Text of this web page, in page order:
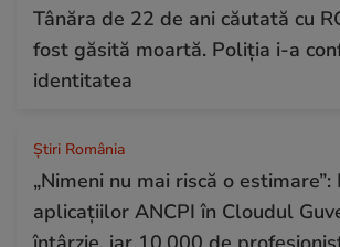
Tânăra de 22 de ani căutată cu
fost găsită moartă. Poliția i-a
identitatea
Știri România
„Nimeni nu mai riscă o
aplicațiilor ANCPI în Cloudul